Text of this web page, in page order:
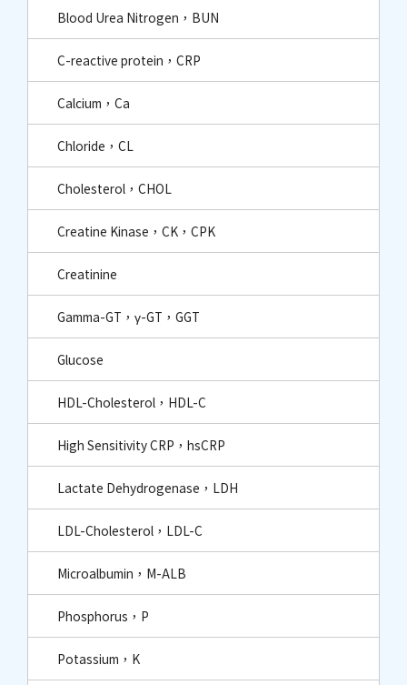
Blood Urea Nitrogen，BUN
C-reactive protein，CRP
Calcium，Ca
Chloride，CL
Cholesterol，CHOL
Creatine Kinase，CK，CPK
Creatinine
Gamma-GT，γ-GT，GGT
Glucose
HDL-Cholesterol，HDL-C
High Sensitivity CRP，hsCRP
Lactate Dehydrogenase，LDH
LDL-Cholesterol，LDL-C
Microalbumin，M-ALB
Phosphorus，P
Potassium，K